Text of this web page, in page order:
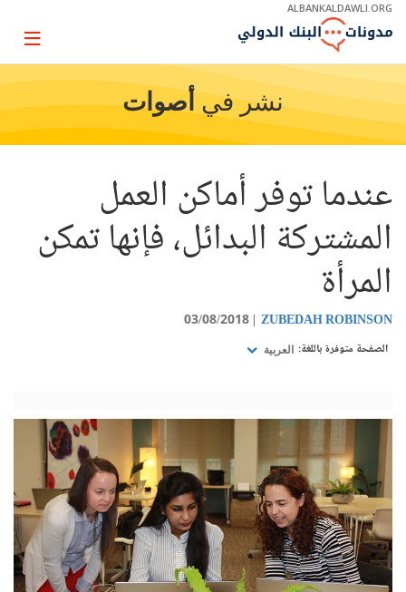
Skip
Main
ALBANKALDAWLI.ORG
Page
نشر في أصوات
عندما توفر أماكن العمل
المشتركة البدائل، فإنها تمكن
المرأة
ZUBEDAH ROBINSON
03/08/2018
الصفحة متوفرة باللغة: العربية